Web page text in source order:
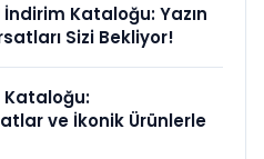
Kataloğu: Yazın
Sizi Bekliyor!
Kataloğu:
ve İkonik Ürünlerle